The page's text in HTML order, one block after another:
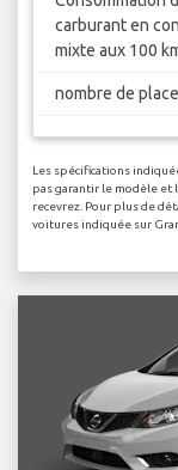
carburant en
mixte aux 100
nombre de
Les spécifications
pas garantir le modèle et
recevrez. Pour plus de
voitures indiquée sur